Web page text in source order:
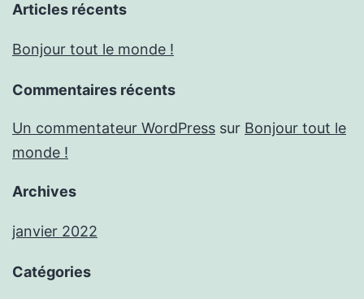
Articles récents
Bonjour tout le monde !
Commentaires récents
Un commentateur WordPress sur Bonjour tout le
monde !
Archives
janvier 2022
Catégories